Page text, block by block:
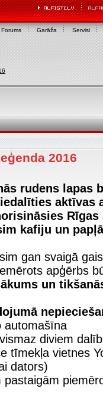
Forums Garāža Servisi
2016
rudens lapas
aktīvas
kafiju un
gan svaigā
apģērbs
un
automašīna
diviem
tīmekļa vietnes
dators)
pastaigām